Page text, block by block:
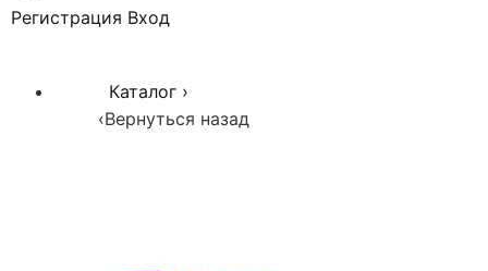
Регистрация Вход
Каталог ›
‹Вернуться назад